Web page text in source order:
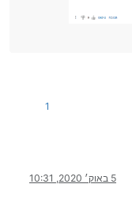
1
5 באוק׳ 2020, 10:31